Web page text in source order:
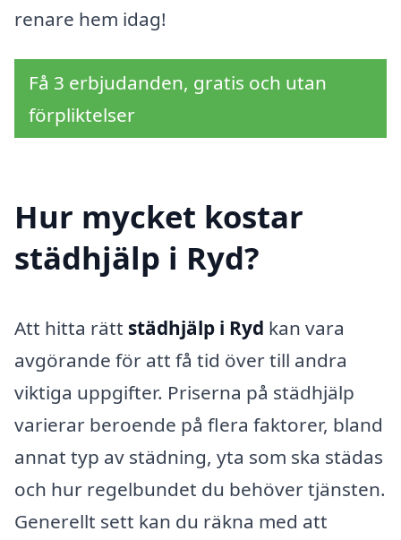
renare hem idag!
Få 3 erbjudanden, gratis och utan
förpliktelser
Hur mycket kostar
städhjälp i Ryd?
Att hitta rätt städhjälp i Ryd kan vara
avgörande för att få tid över till andra
viktiga uppgifter. Priserna på städhjälp
varierar beroende på flera faktorer, bland
annat typ av städning, yta som ska städas
och hur regelbundet du behöver tjänsten.
Generellt sett kan du räkna med att